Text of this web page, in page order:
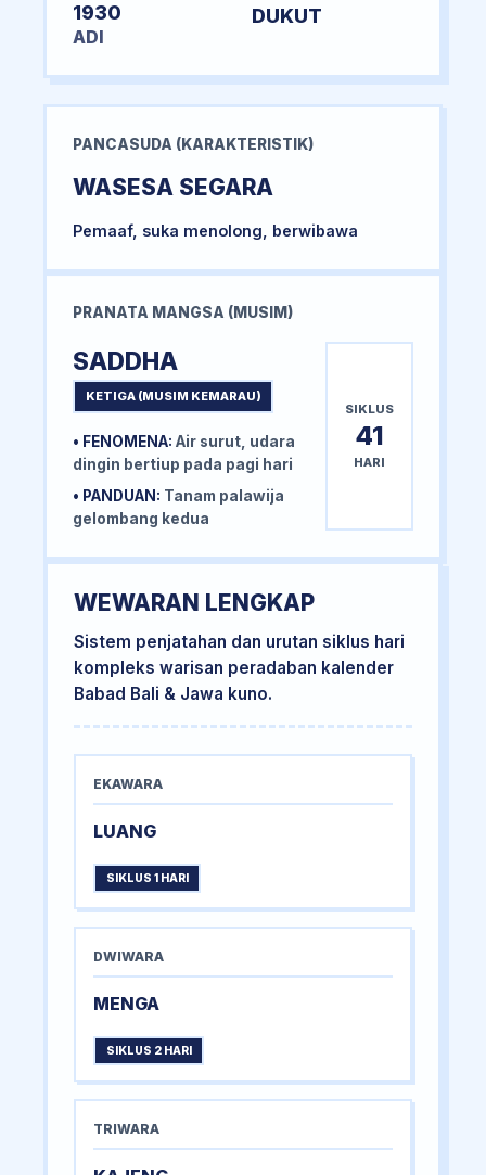
1930
ADI
DUKUT
PANCASUDA (KARAKTERISTIK)
WASESA SEGARA
Pemaaf, suka menolong, berwibawa
PRANATA MANGSA (MUSIM)
SADDHA
KETIGA (MUSIM KEMARAU)
• FENOMENA: Air surut, udara
dingin bertiup pada pagi hari
• PANDUAN: Tanam palawija
gelombang kedua
SIKLUS
41
HARI
WEWARAN LENGKAP
Sistem penjatahan dan urutan siklus hari
kompleks warisan peradaban kalender
Babad Bali & Jawa kuno.
EKAWARA
LUANG
SIKLUS 1 HARI
DWIWARA
MENGA
SIKLUS 2 HARI
TRIWARA